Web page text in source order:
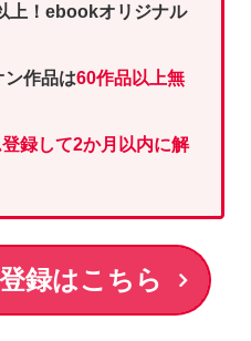
上！ebookオリジナル
ン作品は60作品以上無
録して2か月以内に解
録はこちら